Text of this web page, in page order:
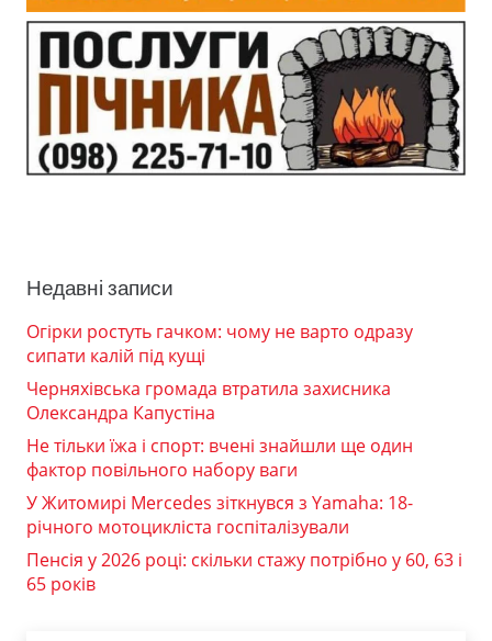
Недавні записи
Огірки ростуть гачком: чому не варто одразу
сипати калій під кущі
Черняхівська громада втратила захисника
Олександра Капустіна
Не тільки їжа і спорт: вчені знайшли ще один
фактор повільного набору ваги
У Житомирі Mercedes зіткнувся з Yamaha: 18-
річного мотоцикліста госпіталізували
Пенсія у 2026 році: скільки стажу потрібно у 60, 63 і
65 років